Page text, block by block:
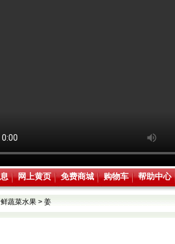
网上黄页 免费商城 购物车 帮助中心
蔬菜水果> 姜